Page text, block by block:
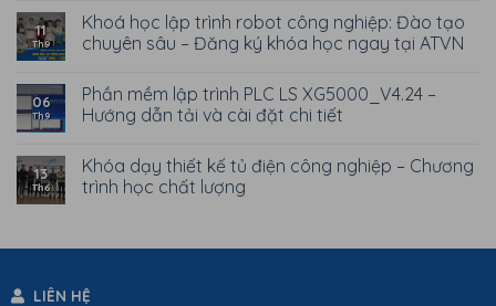
11
Th9
Khoá học lập trình robot công nghiệp: Đào tạo
chuyên sâu – Đăng ký khóa học ngay tại ATVN
06
Th9
Phần mềm lập trình PLC LS XG5000_V4.24 –
Hướng dẫn tải và cài đặt chi tiết
13
Th6
Khóa dạy thiết kế tủ điện công nghiệp – Chương
trình học chất lượng
LIÊN HỆ